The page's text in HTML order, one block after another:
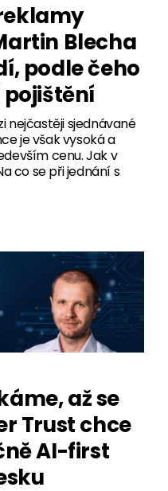
Blecha
podle čeho
nejčastěji sjednávané
je však vysoká a
cenu. Jak v
co se při jednání s
až se
Trust chce
AI-first